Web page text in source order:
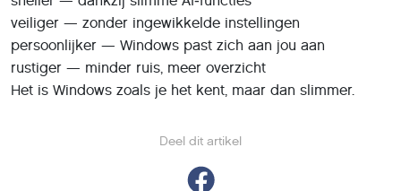
Deel dit artikel
veiliger — zonder ingewikkelde instellingen
persoonlijker — Windows past zich aan jou aan
rustiger — minder ruis, meer overzicht
Het is Windows zoals je het kent, maar dan slimmer.